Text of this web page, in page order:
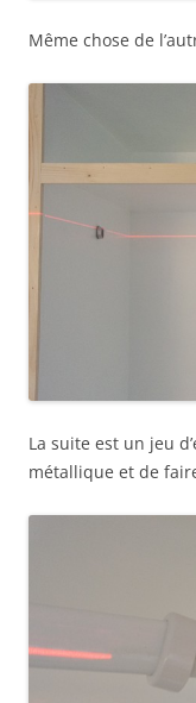
Même chose de
La suite est un jeu
métallique et de